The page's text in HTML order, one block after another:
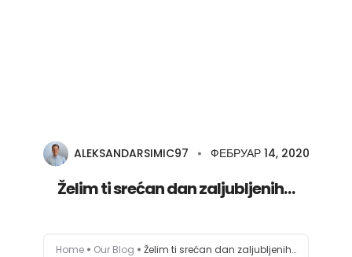
Edukacije
Prodavnica
ALEKSANDARSIMIC97 ФЕБРУАР 14, 2020
Želim ti srećan dan zaljubljenih…
Home Our Blog Želim ti srećan dan zaljubljenih…